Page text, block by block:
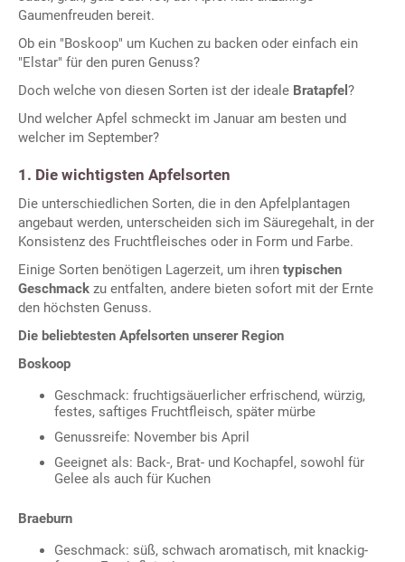
Gaumenfreuden bereit.
Ob ein "Boskoop" um Kuchen zu backen oder einfach ein
"Elstar" für den puren Genuss?
Doch welche von diesen Sorten ist der ideale Bratapfel ?
Und welcher Apfel schmeckt im Januar am besten und
welcher im September?
1. Die wichtigsten Apfelsorten
Die unterschiedlichen Sorten, die in den Apfelplantagen
angebaut werden, unterscheiden sich im Säuregehalt, in der
Konsistenz des Fruchtfleisches oder in Form und Farbe.
Einige Sorten benötigen Lagerzeit, um ihren typischen
Geschmack zu entfalten, andere bieten sofort mit der Ernte
den höchsten Genuss.
Die beliebtesten Apfelsorten unserer Region
Boskoop
Geschmack: fruchtigsäuerlicher erfrischend, würzig,
festes, saftiges Fruchtfleisch, später mürbe
Genussreife: November bis April
Geeignet als: Back-, Brat- und Kochapfel, sowohl für
Gelee als auch für Kuchen
Braeburn
Geschmack: süß, schwach aromatisch, mit knackig-